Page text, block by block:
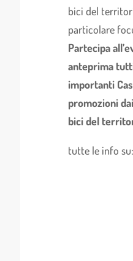
bici del
particolare
Partecipa
anteprima
importanti
promozioni
bici del
tutte le info